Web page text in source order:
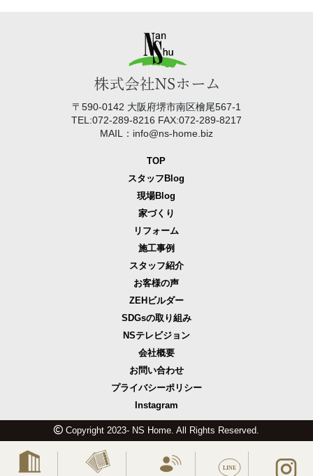
〒590-0142 大阪府堺市南区檜尾567-1
TEL:072-289-8216 FAX:072-289-8217
MAIL：info@ns-home.biz
TOP
スタッフBlog
現場Blog
家づくり
リフォーム
施工事例
スタッフ紹介
お客様の声
ZEHビルダー
SDGsの取り組み
NSテレビジョン
会社概要
お問い合わせ
プライバシーポリシー
Instagram
Copyright 2023- NS Home. All Rights Reserved.